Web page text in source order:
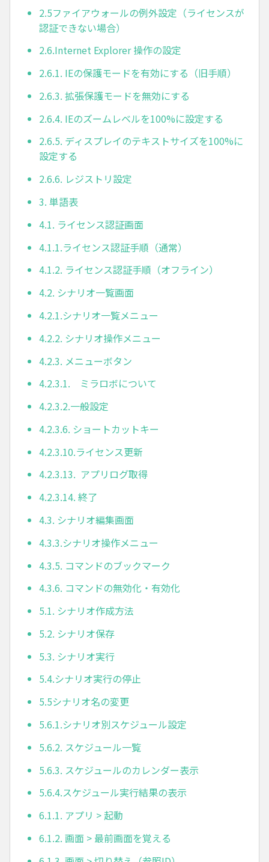
2.5ファイアウォールの例外設定（ライセンスが
認証できない場合）
2.6.Internet Explorer 操作の設定
2.6.1. IEの保護モードを有効にする（旧手順）
2.6.3. 拡張保護モードを無効にする
2.6.4. IEのズームレベルを100%に設定する
2.6.5. ディスプレイのテキストサイズを100%に
設定する
2.6.6. レジストリ設定
3. 単語表
4.1. ライセンス認証画面
4.1.1.ライセンス認証手順（通常）
4.1.2. ライセンス認証手順（オフライン）
4.2. シナリオ一覧画面
4.2.1.シナリオ一覧メニュー
4.2.2. シナリオ操作メニュー
4.2.3. メニューボタン
4.2.3.1. ミラロボについて
4.2.3.2.一般設定
4.2.3.6. ショートカットキー
4.2.3.10.ライセンス更新
4.2.3.13. アプリログ取得
4.2.3.14. 終了
4.3. シナリオ編集画面
4.3.3.シナリオ操作メニュー
4.3.5. コマンドのブックマーク
4.3.6. コマンドの無効化・有効化
5.1. シナリオ作成方法
5.2. シナリオ保存
5.3. シナリオ実行
5.4.シナリオ実行の停止
5.5シナリオ名の変更
5.6.1.シナリオ別スケジュール設定
5.6.2. スケジュール一覧
5.6.3. スケジュールのカレンダー表示
5.6.4.スケジュール実行結果の表示
6.1.1. アプリ > 起動
6.1.2. 画面 > 最前画面を覚える